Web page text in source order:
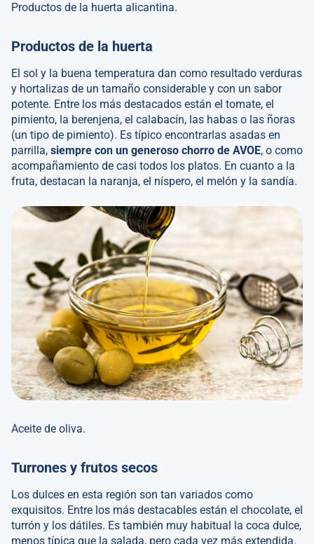
Productos de la huerta alicantina.
Productos de la huerta
El sol y la buena temperatura dan como resultado verduras
y hortalizas de un tamaño considerable y con un sabor
potente. Entre los más destacados están el tomate, el
pimiento, la berenjena, el calabacín, las habas o las ñoras
(un tipo de pimiento). Es típico encontrarlas asadas en
parrilla, siempre con un generoso chorro de AVOE, o como
acompañamiento de casi todos los platos. En cuanto a la
fruta, destacan la naranja, el níspero, el melón y la sandía.
Aceite de oliva.
Turrones y frutos secos
Los dulces en esta región son tan variados como
exquisitos. Entre los más destacables están el chocolate, el
turrón y los dátiles. Es también muy habitual la coca dulce,
menos típica que la salada, pero cada vez más extendida.